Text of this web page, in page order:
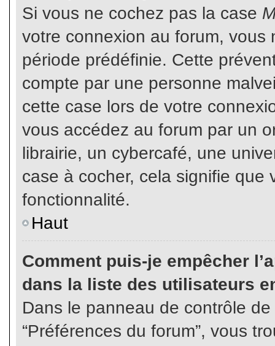
Si vous ne cochez pas la case
votre connexion au forum,
période prédéfinie. Cette
compte par une personne
cette case lors de votre
vous accédez au forum par un
librairie, un cybercafé, une
case à cocher, cela signifie que
fonctionnalité.
Haut
Comment puis-je empêcher
dans la liste des utilisateurs
Dans le panneau de contrôle
“Préférences du forum”, vous